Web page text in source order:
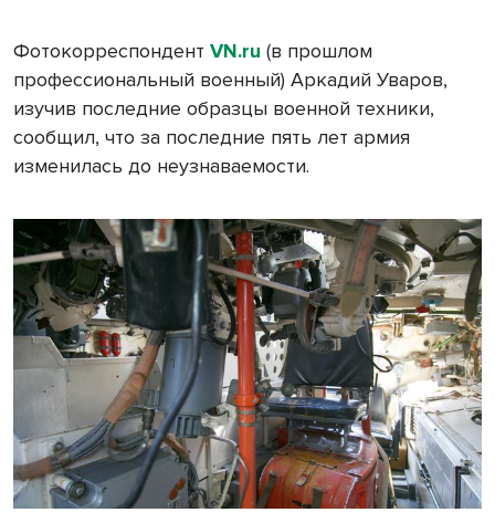
Фотокорреспондент VN.ru (в прошлом
профессиональный военный) Аркадий Уваров,
изучив последние образцы военной техники,
сообщил, что за последние пять лет армия
изменилась до неузнаваемости.